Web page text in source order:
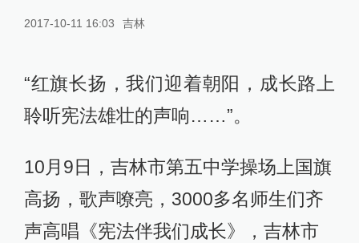
2017-10-11 16:03 吉林
“红旗长扬，我们迎着朝阳，成长路上
聆听宪法雄壮的声响……”。
10月9日，吉林市第五中学操场上国旗
高扬，歌声嘹亮，3000多名师生们齐
声高唱《宪法伴我们成长》，吉林市